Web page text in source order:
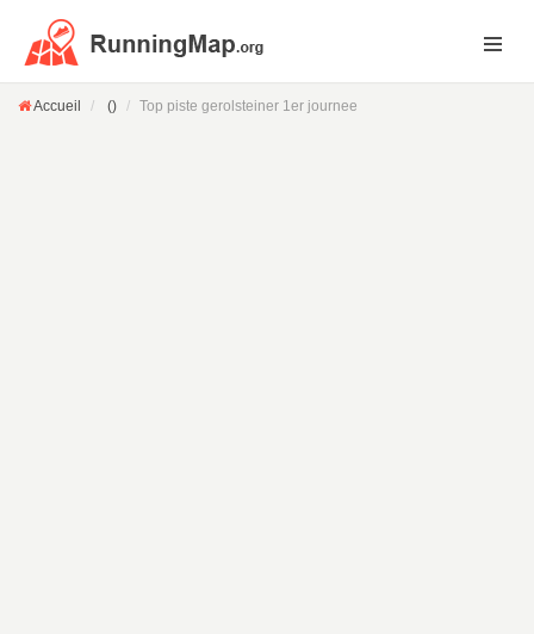
Accueil () Top piste gerolsteiner 1er journee